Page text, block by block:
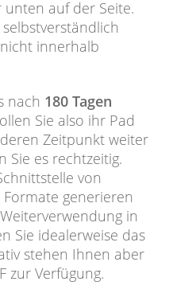
unten auf der Seite.
innerhalb
nach 180 Tagen
Sie also ihr Pad
Zeitpunkt weiter
Sie es rechtzeitig.
von
generieren
in
Sie idealerweise das
stehen Ihnen aber
zur Verfügung.